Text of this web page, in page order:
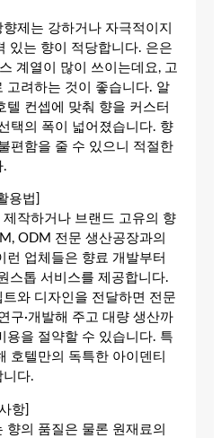
제는 강하거나 자극적이지
있는 향이 적당합니다. 은은
계열이 많이 쓰이는데요, 고
고려하는 것이 좋습니다. 알
텔 컨셉에 맞춰 향을 커스터
택의 폭이 넓어졌습니다. 향
편함을 줄 수 있으니 적절한
.
용법]
작하거나 브랜드 고유의 향
ODM 전문 생산공장과의
런 업체들은 향료 개발부터
스톱 서비스를 제공합니다.
와 디자인을 전달하면 전문
구·개발해 주고 대량 생산까
용을 절약할 수 있습니다. 특
호텔만의 독특한 아이덴티
니다.
항]
향의 품질은 물론 원재료의